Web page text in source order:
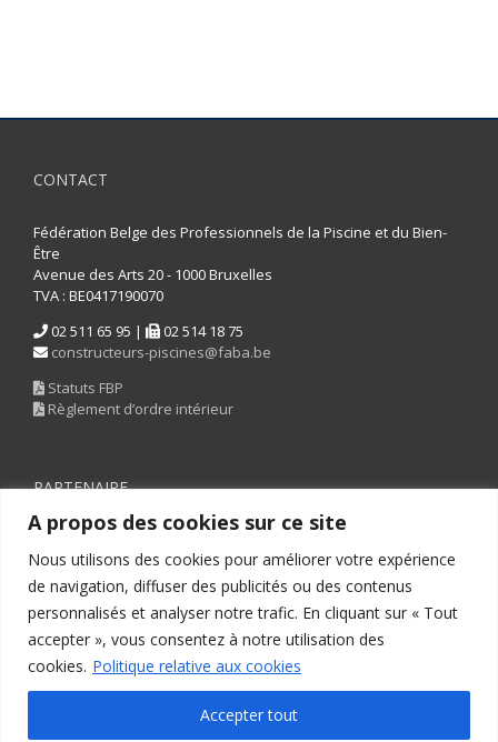
A propos des cookies sur ce site
Nous utilisons des cookies pour améliorer votre expérience
de navigation, diffuser des publicités ou des contenus
personnalisés et analyser notre trafic. En cliquant sur « Tout
accepter », vous consentez à notre utilisation des
cookies. Politique relative aux cookies
Accepter tout
CONTACT
Fédération Belge des Professionnels de la Piscine et du Bien-
Être
Avenue des Arts 20 - 1000 Bruxelles
TVA : BE0417190070
02 511 65 95 |
02 514 18 75
constructeurs-piscines@faba.be
Statuts FBP
Règlement d’ordre intérieur
PARTENAIRE